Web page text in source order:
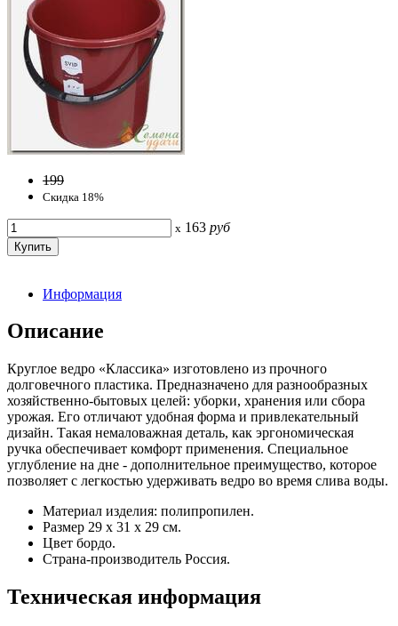
199
Скидка 18%
x 163 руб
Информация
Описание
Круглое ведро «Классика» изготовлено из прочного
долговечного пластика. Предназначено для разнообразных
хозяйственно-бытовых целей: уборки, хранения или сбора
урожая. Его отличают удобная форма и привлекательный
дизайн. Такая немаловажная деталь, как эргономическая
ручка обеспечивает комфорт применения. Специальное
углубление на дне - дополнительное преимущество, которое
позволяет с легкостью удерживать ведро во время слива воды.
Материал изделия: полипропилен.
Размер 29 х 31 х 29 см.
Цвет бордо.
Страна-производитель Россия.
Техническая информация